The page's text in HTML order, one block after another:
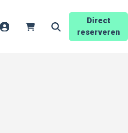
AccountWinkelwagen
Direct
reserveren
Zoekveld openen